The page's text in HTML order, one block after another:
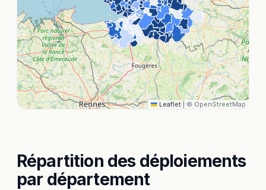
Leaflet © OpenStreetMap
Répartition des déploiements
par département